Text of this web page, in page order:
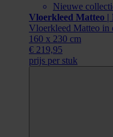
Nieuwe
Vloerkleed Matteo |
Vloerkleed Matteo in
160 x 230 cm
€ 219,95
prijs per stuk